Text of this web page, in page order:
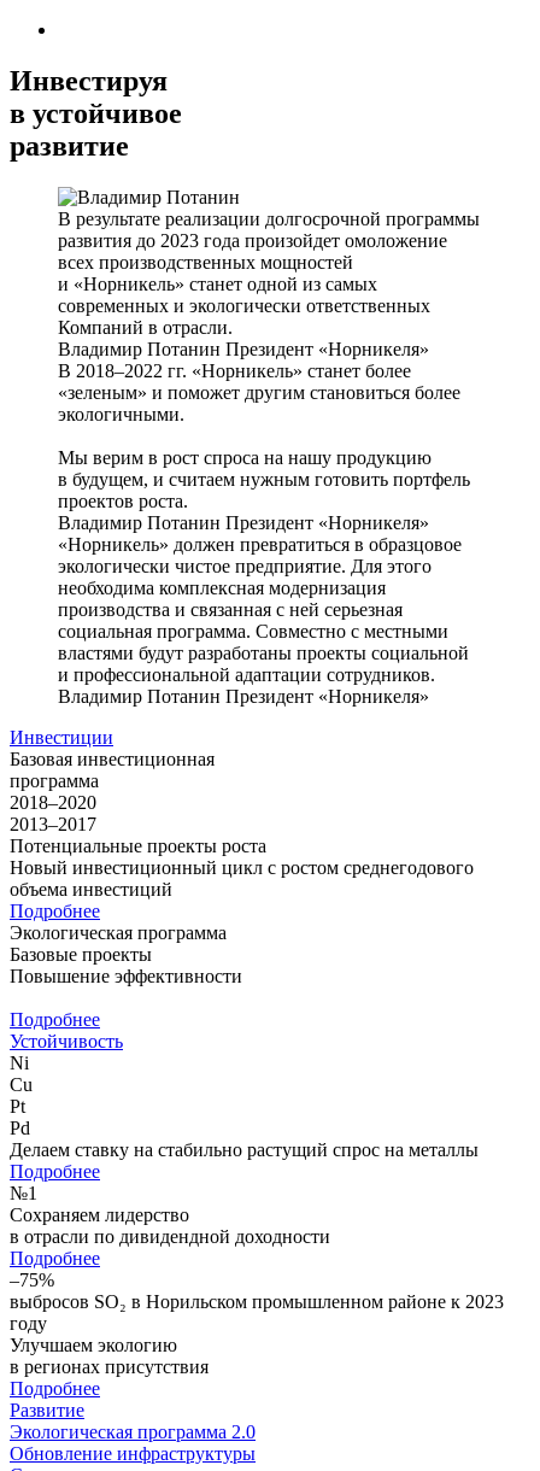
Инвестируя
в устойчивое
развитие
В результате реализации долгосрочной программы
развития до 2023 года произойдет омоложение
всех производственных мощностей
и «Норникель» станет одной из самых
современных и экологически ответственных
Компаний в отрасли.
Владимир Потанин Президент «Норникеля»
В 2018–2022 гг. «Норникель» станет более
«зеленым» и поможет другим становиться более
экологичными.
Мы верим в рост спроса на нашу продукцию
в будущем, и считаем нужным готовить портфель
проектов роста.
Владимир Потанин Президент «Норникеля»
«Норникель» должен превратиться в образцовое
экологически чистое предприятие. Для этого
необходима комплексная модернизация
производства и связанная с ней серьезная
социальная программа. Совместно с местными
властями будут разработаны проекты социальной
и профессиональной адаптации сотрудников.
Владимир Потанин Президент «Норникеля»
Инвестиции
Базовая инвестиционная
программа
2018–2020
2013–2017
Потенциальные проекты роста
Новый инвестиционный цикл с ростом среднегодового
объема инвестиций
Подробнее
Экологическая программа
Базовые проекты
Повышение эффективности
Подробнее
Устойчивость
Ni
Cu
Pt
Pd
Делаем ставку на стабильно растущий спрос на металлы
Подробнее
№1
Сохраняем лидерство
в отрасли по дивидендной доходности
Подробнее
–75%
выбросов SO₂ в Норильском промышленном районе к 2023
году
Улучшаем экологию
в регионах присутствия
Подробнее
Развитие
Экологическая программа 2.0
Обновление инфраструктуры